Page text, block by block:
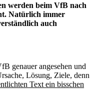
werden beim VfB nach
Natürlich immer
auch
genauer angesehen und
Lösung, Ziele, denn
Text ein bisschen